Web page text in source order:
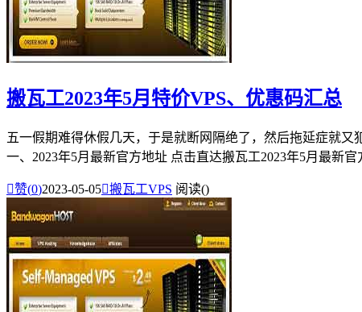
搬瓦工2023年5月特价VPS、优惠码汇总
五一假期难得休假几天，于是就断网隔绝了，然后拖延症就
一、2023年5月最新官方地址 点击直达搬瓦工2023年5月最新官
赞(0)2023-05-05搬瓦工VPS 阅读()